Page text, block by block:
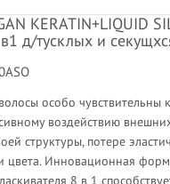
KERATIN+LIQUID
д/тусклых и
особо чувствительны
воздействию
структуры, потере
цвета. Инновационная
8 в 1